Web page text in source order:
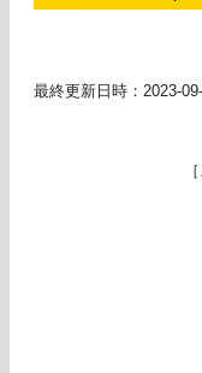
最終更新日時：2023-